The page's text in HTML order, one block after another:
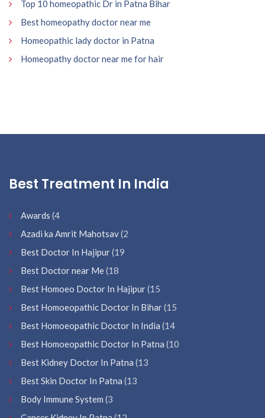
Top 10 homeopathic Dr in Patna Bihar
Best homeopathy doctor near me
Homeopathic lady doctor in Patna
Homeopathy doctor near me for hair
Best Treatment In India
Awards (4
Azadi ka Amrit Mahotsav(2
Best Doctor In Hajipur(19
Best Doctor near Me(18
Best Homoeo Doctor In Hajipur(15
Best Homoeopathic Doctor In Bihar(15
Best Homoeopathic Doctor In India (14
Best Homoeopathic Doctor In Patna (10
Best Kidney Doctor In Patna (13
Best Skin Doctor In Patna (13
Body Immune System (3